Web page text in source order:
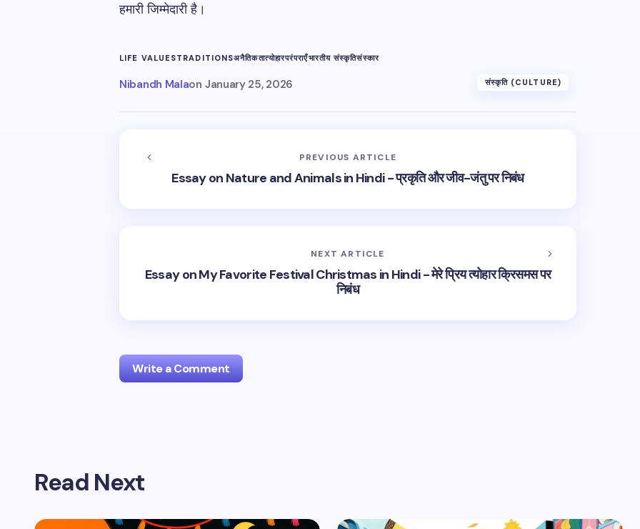
हमारी जिम्मेदारी है।
LIFE VALUESTRADITIONSअनैतिकतात्योहारपरंपराएँभारतीय संस्कृतिसंस्कार
Nibandh Malaon January 25, 2026 संस्कृति (CULTURE)
PREVIOUS ARTICLE
Essay on Nature and Animals in Hindi - प्रकृति और जीव-जंतु पर निबंध
NEXT ARTICLE
Essay on My Favorite Festival Christmas in Hindi - मेरे प्रिय त्योहार क्रिसमस पर
निबंध
Write a Comment
Name *
Read Next